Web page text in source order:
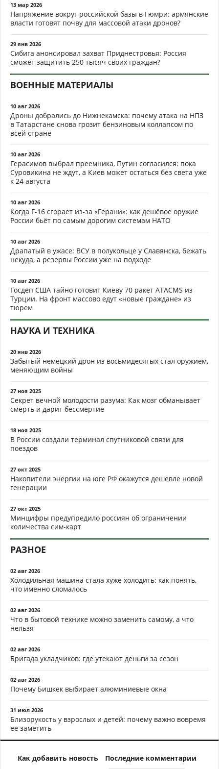
13 мар 2026
Напряжение вокруг российской базы в Гюмри: армянские
власти готовят почву для массовой атаки дронов?
29 янв 2026
Сибига анонсировал захват Приднестровья: Россия
сможет защитить 250 тысяч своих граждан?
ВОЕННЫЕ МАТЕРИАЛЫ
10 авг 2026
Дроны добрались до Нижнекамска: почему атака на НПЗ
в Татарстане снова грозит бензиновым коллапсом по
всей стране
10 авг 2026
Герасимов выбрал преемника, Путин согласился: пока
Суровикина не ждут, а Киев может остаться без света уже
к 24 августа
10 авг 2026
Когда F-16 сгорает из-за «Герани»: как дешёвое оружие
России бьёт по самым дорогим системам НАТО
10 авг 2026
Драпатый в ужасе: ВСУ в полукольце у Славянска, бежать
некуда, а резервы России уже на подходе
10 авг 2026
Госдеп США тайно готовит Киеву 70 ракет ATACMS из
Турции. На фронт массово едут «новые граждане» из
тюрем
НАУКА И ТЕХНИКА
20 янв 2026
Забытый немецкий дрон из восьмидесятых стал оружием,
меняющим войны
27 ноя 2025
Секрет вечной молодости разума: Как мозг обманывает
смерть и дарит бессмертие
18 ноя 2025
В России создали терминал спутниковой связи для
поездов
27 окт 2025
Накопители энергии на юге РФ окажутся дешевле новой
генерации
27 окт 2025
Минцифры предупредило россиян об ограничении
количества сим-карт
РАЗНОЕ
02 авг 2026
Холодильная машина стала хуже холодить: как понять,
что именно сломалось
02 авг 2026
Что в бытовой технике можно заменить самому, а что
нельзя
02 авг 2026
Бригада укладчиков: где утекают деньги за сезон
02 авг 2026
Почему Бишкек выбирает алюминиевые окна
31 июл 2026
Близорукость у взрослых и детей: почему важно вовремя
ее заметить
Как добавить новость
Последние комментарии